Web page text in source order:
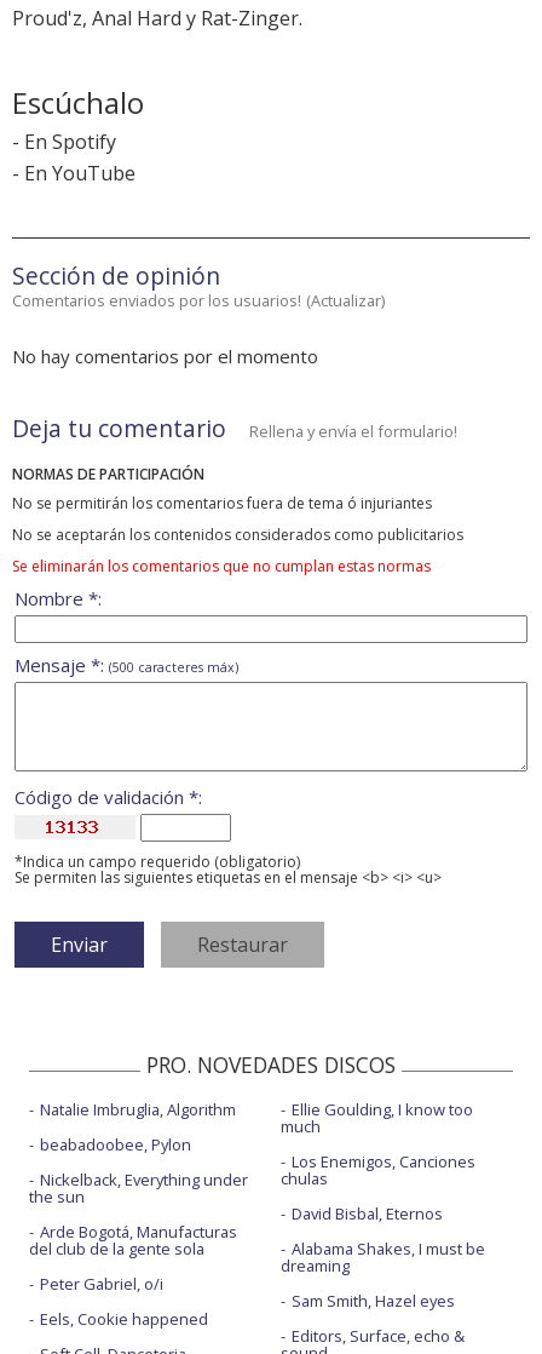
Proud'z, Anal Hard y Rat-Zinger.
Escúchalo
- En Spotify
- En YouTube
Sección de opinión
Comentarios enviados por los usuarios! (Actualizar)
No hay comentarios por el momento
Deja tu comentario Rellena y envía el formulario!
NORMAS DE PARTICIPACIÓN
No se permitirán los comentarios fuera de tema ó injuriantes
No se aceptarán los contenidos considerados como publicitarios
Se eliminarán los comentarios que no cumplan estas normas
Nombre *:
Mensaje *: (500 caracteres máx)
Código de validación *:
*Indica un campo requerido (obligatorio)
Se permiten las siguientes etiquetas en el mensaje <b> <i> <u>
PRO. NOVEDADES DISCOS
Natalie Imbruglia, Algorithm
beabadoobee, Pylon
Nickelback, Everything under
the sun
Arde Bogotá, Manufacturas
del club de la gente sola
Peter Gabriel, o/i
Eels, Cookie happened
Ellie Goulding, I know too
much
Los Enemigos, Canciones
chulas
David Bisbal, Eternos
Alabama Shakes, I must be
dreaming
Sam Smith, Hazel eyes
Editors, Surface, echo &